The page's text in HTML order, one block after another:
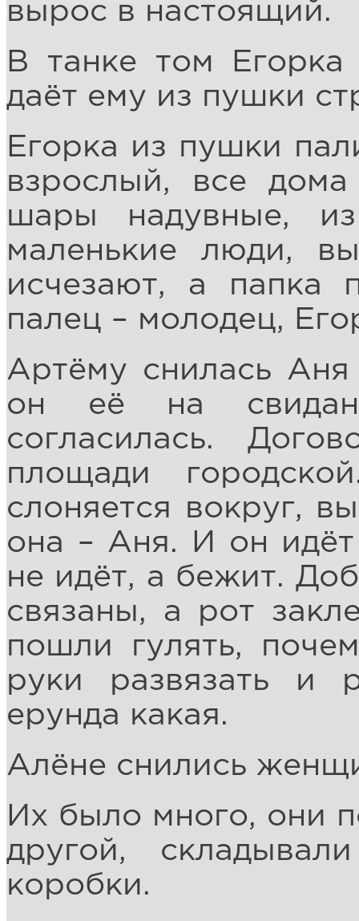
вырос в настоящий.
В танке том
даёт ему из пушки
Егорка из пушки
взрослый, все
шары надувные,
маленькие люди,
исчезают, а папка
палец – молодец,
Артёму снилась Аня
он её на
согласилась.
площади
слоняется вокруг,
она – Аня. И он идёт
не идёт, а бежит.
связаны, а рот
пошли гулять,
руки развязать и
ерунда какая.
Алёне снились
Их было много, они
другой,
коробки.